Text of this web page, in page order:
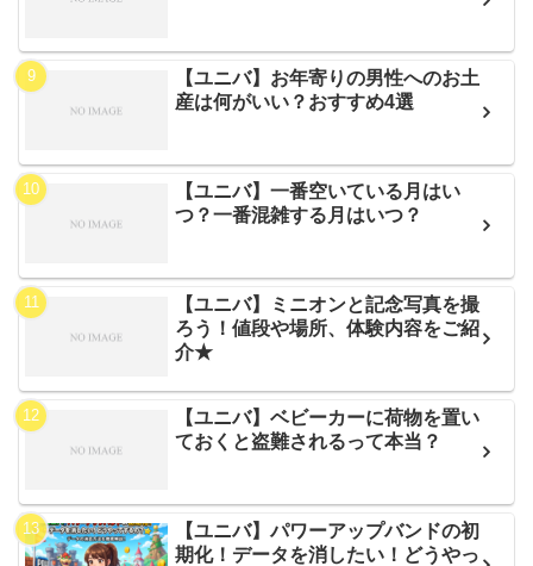
【ユニバ】お年寄りの男性へのお土
産は何がいい？おすすめ4選
【ユニバ】一番空いている月はい
つ？一番混雑する月はいつ？
【ユニバ】ミニオンと記念写真を撮
ろう！値段や場所、体験内容をご紹
介★
【ユニバ】ベビーカーに荷物を置い
ておくと盗難されるって本当？
【ユニバ】パワーアップバンドの初
期化！データを消したい！どうやっ